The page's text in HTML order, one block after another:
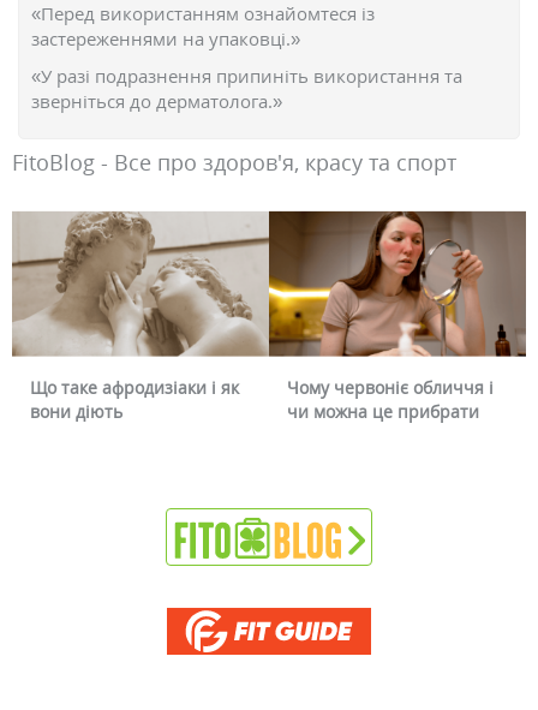
«Перед використанням ознайомтеся із
застереженнями на упаковці.»
«У разі подразнення припиніть використання та
зверніться до дерматолога.»
FitoBlog - Все про здоров'я, красу та спорт
Що таке афродизіаки і як
вони діють
Чому червоніє обличчя і
чи можна це прибрати